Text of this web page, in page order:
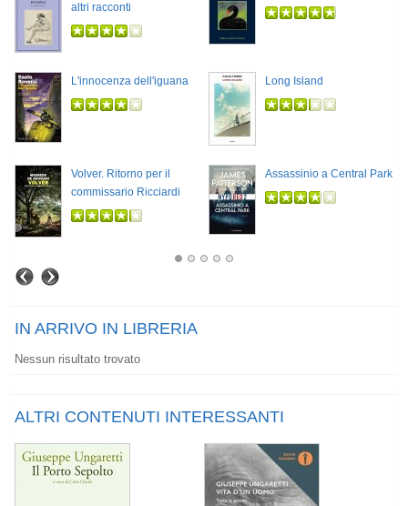
altri racconti
L'innocenza dell'iguana Long Island
Volver. Ritorno per il
commissario Ricciardi
Assassinio a Central Park
IN ARRIVO IN LIBRERIA
Nessun risultato trovato
ALTRI CONTENUTI INTERESSANTI